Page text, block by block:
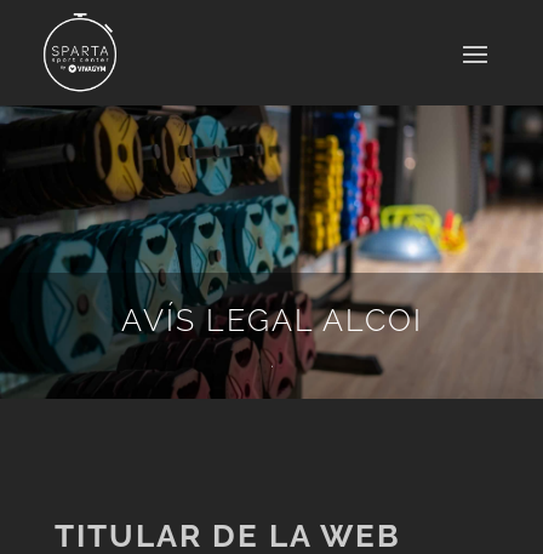
AVÍS LEGAL ALCOI
.
TITULAR DE LA WEB